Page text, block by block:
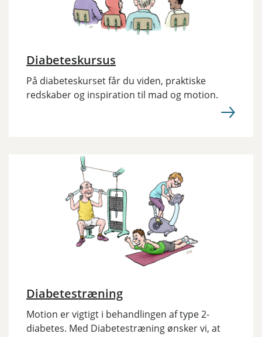
Diabeteskursus
På diabeteskurset får du viden, praktiske
redskaber og inspiration til mad og motion.
Diabetestræning
Motion er vigtigt i behandlingen af type 2-
diabetes. Med Diabetestræning ønsker vi, at